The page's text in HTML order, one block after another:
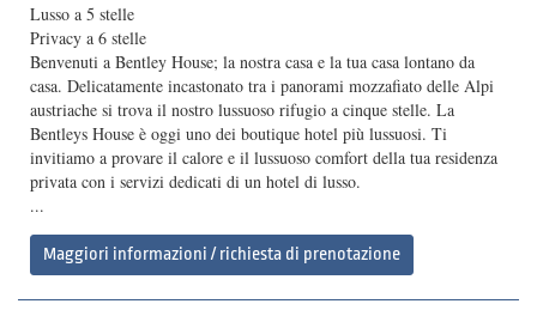
Lusso a 5 stelle
Privacy a 6 stelle
Benvenuti a Bentley House; la nostra casa e la tua casa lontano da
casa. Delicatamente incastonato tra i panorami mozzafiato delle Alpi
austriache si trova il nostro lussuoso rifugio a cinque stelle. La
Bentleys House è oggi uno dei boutique hotel più lussuosi. Ti
invitiamo a provare il calore e il lussuoso comfort della tua residenza
privata con i servizi dedicati di un hotel di lusso.
...
Maggiori informazioni / richiesta di prenotazione